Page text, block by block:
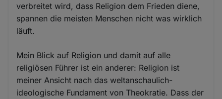
verbreitet wird, dass Religion dem Frieden diene,
spannen die meisten Menschen nicht was wirklich
läuft.
Mein Blick auf Religion und damit auf alle
religiösen Führer ist ein anderer: Religion ist
meiner Ansicht nach das weltanschaulich-
ideologische Fundament von Theokratie. Dass der